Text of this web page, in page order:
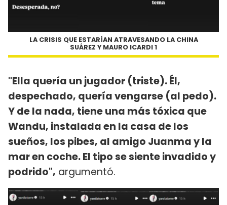
LA CRISIS QUE ESTARÍAN ATRAVESANDO LA CHINA
SUÁREZ Y MAURO ICARDI 1
"Ella quería un jugador (triste). Él,
despechado, quería vengarse (al pedo).
Y de la nada, tiene una más tóxica que
Wandu, instalada en la casa de los
sueños, los pibes, al amigo Juanma y la
mar en coche. El tipo se siente invadido y
podrido", argumentó.